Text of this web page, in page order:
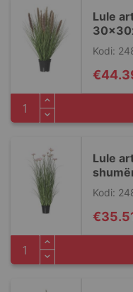
Lule
Kodi:
Lule
Kodi: